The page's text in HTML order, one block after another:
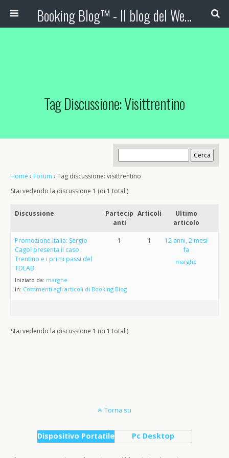
Booking Blog™ - Il blog del Web Marketing Turistico
Tag Discussione: Visittrentino
Home › Forum › Tag discussione: visittrentino
Stai vedendo la discussione 1 (di 1 totali)
Discussione
Partecip
anti
Articoli
Ultimo
articolo
Promozione Italia: Sergio
Cagol presenta il caso
Trentino e i primi passi del
TDLAB
Iniziato da: marghe
in: Commenti agli articoli di Booking Blog
1 1
12 anni, 2 mesi
fa
marghe
Stai vedendo la discussione 1 (di 1 totali)
Torna su
Dispositivo Portatile Pc Desktop